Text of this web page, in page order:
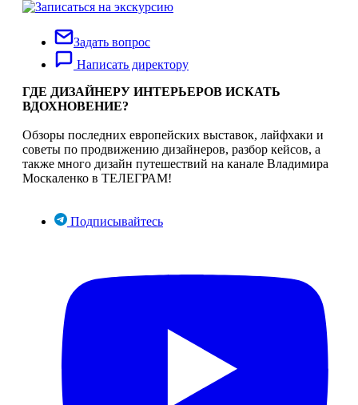
Задать вопрос
Написать директору
ГДЕ ДИЗАЙНЕРУ ИНТЕРЬЕРОВ ИСКАТЬ
ВДОХНОВЕНИЕ?
Обзоры последних европейских выставок, лайфхаки и
советы по продвижению дизайнеров, разбор кейсов, а
также много дизайн путешествий на канале Владимира
Москаленко в ТЕЛЕГРАМ!
Подписывайтесь